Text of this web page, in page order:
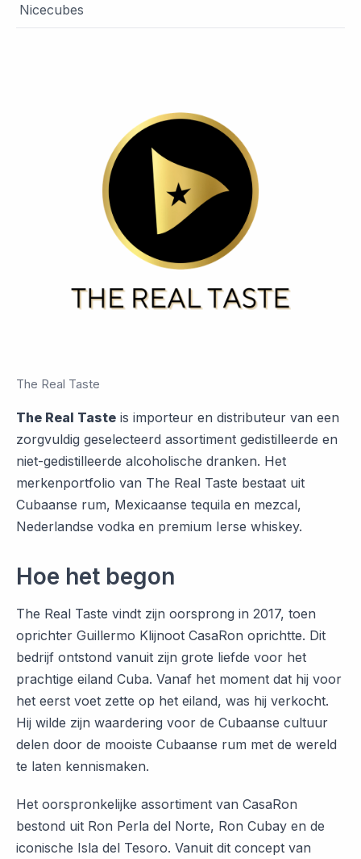
Nicecubes
The Real Taste
The Real Taste is importeur en distributeur van een
zorgvuldig geselecteerd assortiment gedistilleerde en
niet-gedistilleerde alcoholische dranken. Het
merkenportfolio van The Real Taste bestaat uit
Cubaanse rum, Mexicaanse tequila en mezcal,
Nederlandse vodka en premium Ierse whiskey.
Hoe het begon
The Real Taste vindt zijn oorsprong in 2017, toen
oprichter Guillermo Klijnoot CasaRon oprichtte. Dit
bedrijf ontstond vanuit zijn grote liefde voor het
prachtige eiland Cuba. Vanaf het moment dat hij voor
het eerst voet zette op het eiland, was hij verkocht.
Hij wilde zijn waardering voor de Cubaanse cultuur
delen door de mooiste Cubaanse rum met de wereld
te laten kennismaken.
Het oorspronkelijke assortiment van CasaRon
bestond uit Ron Perla del Norte, Ron Cubay en de
iconische Isla del Tesoro. Vanuit dit concept van